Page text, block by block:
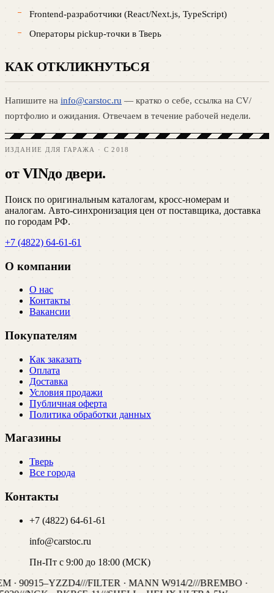
Frontend-разработчики (React/Next.js, TypeScript)
Операторы pickup-точки в Тверь
КАК ОТКЛИКНУТЬСЯ
Напишите на info@carstoc.ru — кратко о себе, ссылка на CV/
портфолио и ожидания. Отвечаем в течение рабочей недели.
ИЗДАНИЕ ДЛЯ ГАРАЖА · C 2018
от VINдо двери.
Поиск по оригинальным каталогам, кросс-номерам и
аналогам. Авто-синхронизация цен от поставщика, доставка
по городам РФ.
+7 (4822) 64-61-61
О компании
О нас
Контакты
Вакансии
Покупателям
Как заказать
Оплата
Доставка
Условия продажи
Публичная оферта
Политика обработки данных
Магазины
Тверь
Все города
Контакты
+7 (4822) 64-61-61
info@carstoc.ru
Пн-Пт с 9:00 до 18:00 (МСК)
· 90915–YZZD4///FILTER · MANN W914/2///BREMBO ·